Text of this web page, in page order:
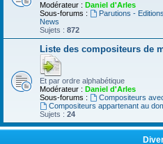
Modérateur : Daniel d'Arles
Sous-forums :
Parutions - Editions
News
Sujets : 872
Liste des compositeurs de
Et par ordre alphabétique
Modérateur : Daniel d'Arles
Sous-forums :
Compositeurs
Compositeurs appartenant au
Sujets : 24